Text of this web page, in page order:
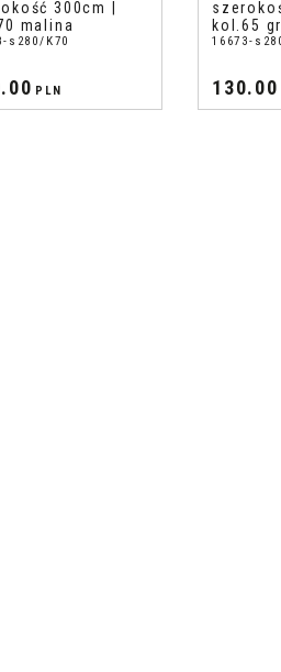
300cm |
malina
s280/K70
PLN
kol.65
16673-
130.00